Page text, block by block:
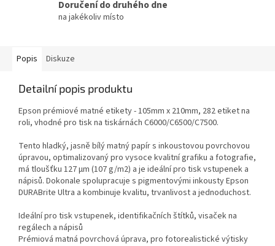
Doručení do druhého dne
na jakékoliv místo
Popis Diskuze
Detailní popis produktu
Epson prémiové matné etikety - 105mm x 210mm, 282 etiket na
roli, vhodné pro tisk na tiskárnách C6000/C6500/C7500.
Tento hladký, jasně bílý matný papír s inkoustovou povrchovou
úpravou, optimalizovaný pro vysoce kvalitní grafiku a fotografie,
má tloušťku 127 µm (107 g/m2) a je ideální pro tisk vstupenek a
nápisů. Dokonale spolupracuje s pigmentovými inkousty Epson
DURABrite Ultra a kombinuje kvalitu, trvanlivost a jednoduchost.
Ideální pro tisk vstupenek, identifikačních štítků, visaček na
regálech a nápisů
Prémiová matná povrchová úprava, pro fotorealistické výtisky